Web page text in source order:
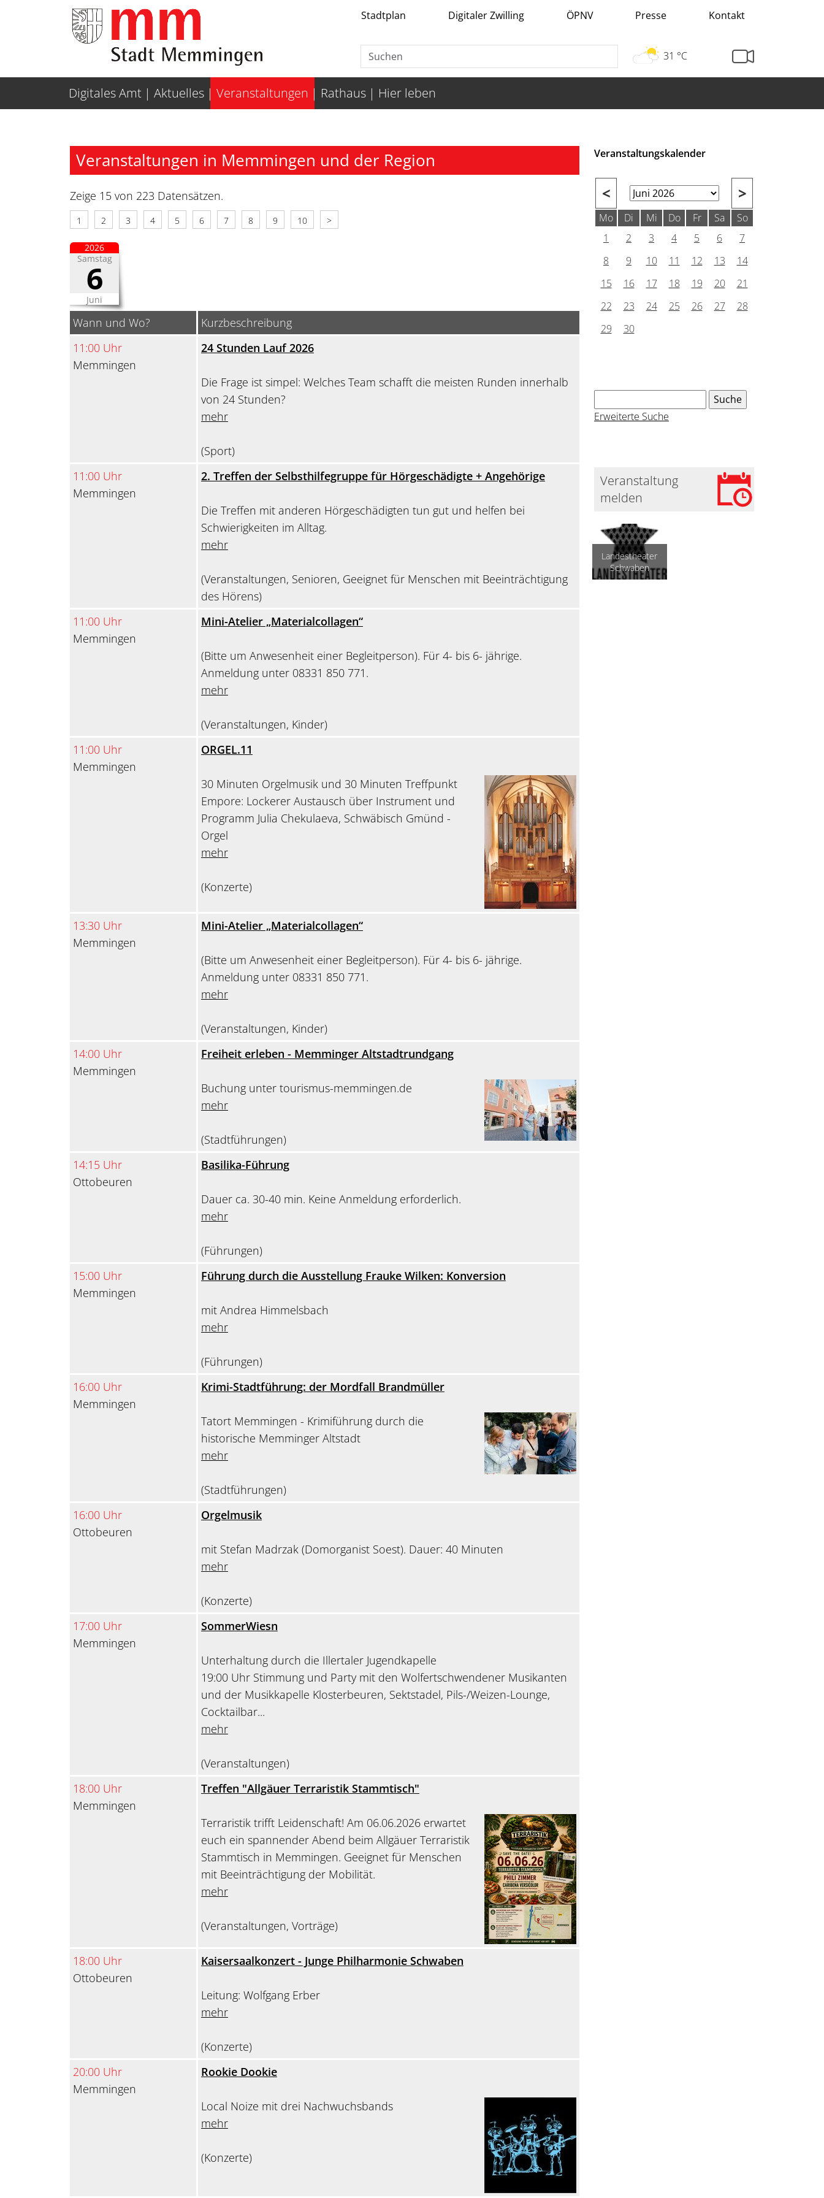
Weiter zur Navigation Weiter zum Inhalt Stadtplan Digitaler Zwilling ÖPNV Presse Kontakt
31 °C
Digitales Amt Aktuelles Veranstaltungen Rathaus Hier leben
Veranstaltungen in Memmingen und der Region
Zeige 15 von 223 Datensätzen.
1 2 3 4 5 6 7 8 9 10 >
Samstag
6
Juni
2026
Wann und Wo?
Kurzbeschreibung
11:00 Uhr
Memmingen
24 Stunden Lauf 2026
Die Frage ist simpel: Welches Team schafft die meisten Runden innerhalb
von 24 Stunden?
mehr
(Sport)
11:00 Uhr
Memmingen
2. Treffen der Selbsthilfegruppe für Hörgeschädigte + Angehörige
Die Treffen mit anderen Hörgeschädigten tun gut und helfen bei
Schwierigkeiten im Alltag.
mehr
(Veranstaltungen, Senioren, Geeignet für Menschen mit Beeinträchtigung
des Hörens)
11:00 Uhr
Memmingen
Mini-Atelier „Materialcollagen“
(Bitte um Anwesenheit einer Begleitperson). Für 4- bis 6- jährige.
Anmeldung unter 08331 850 771.
mehr
(Veranstaltungen, Kinder)
11:00 Uhr
Memmingen
ORGEL.11
30 Minuten Orgelmusik und 30 Minuten Treffpunkt
Empore: Lockerer Austausch über Instrument und
Programm Julia Chekulaeva, Schwäbisch Gmünd -
Orgel
mehr
(Konzerte)
13:30 Uhr
Memmingen
Mini-Atelier „Materialcollagen“
(Bitte um Anwesenheit einer Begleitperson). Für 4- bis 6- jährige.
Anmeldung unter 08331 850 771.
mehr
(Veranstaltungen, Kinder)
14:00 Uhr
Memmingen
Freiheit erleben - Memminger Altstadtrundgang
Buchung unter tourismus-memmingen.de
mehr
(Stadtführungen)
14:15 Uhr
Ottobeuren
Basilika-Führung
Dauer ca. 30-40 min. Keine Anmeldung erforderlich.
mehr
(Führungen)
15:00 Uhr
Memmingen
Führung durch die Ausstellung Frauke Wilken: Konversion
mit Andrea Himmelsbach
mehr
(Führungen)
16:00 Uhr
Memmingen
Krimi-Stadtführung: der Mordfall Brandmüller
Tatort Memmingen - Krimiführung durch die
historische Memminger Altstadt
mehr
(Stadtführungen)
16:00 Uhr
Ottobeuren
Orgelmusik
mit Stefan Madrzak (Domorganist Soest). Dauer: 40 Minuten
mehr
(Konzerte)
17:00 Uhr
Memmingen
SommerWiesn
Unterhaltung durch die Illertaler Jugendkapelle
19:00 Uhr Stimmung und Party mit den Wolfertschwendener Musikanten
und der Musikkapelle Klosterbeuren, Sektstadel, Pils-/Weizen-Lounge,
Cocktailbar...
mehr
(Veranstaltungen)
18:00 Uhr
Memmingen
Treffen "Allgäuer Terraristik Stammtisch"
Terraristik trifft Leidenschaft! Am 06.06.2026 erwartet
euch ein spannender Abend beim Allgäuer Terraristik
Stammtisch in Memmingen. Geeignet für Menschen
mit Beeinträchtigung der Mobilität.
mehr
(Veranstaltungen, Vorträge)
18:00 Uhr
Ottobeuren
Kaisersaalkonzert - Junge Philharmonie Schwaben
Leitung: Wolfgang Erber
mehr
(Konzerte)
20:00 Uhr
Memmingen
Rookie Dookie
Local Noize mit drei Nachwuchsbands
mehr
(Konzerte)
Veranstaltungskalender
< >
Mo Di Mi Do Fr Sa
So
1
2 3 4 5 6
7
8
9 10 11 12 13
14
15
16 17 18 19 20
21
22
23 24 25 26 27
28
29
30
Erweiterte Suche
Veranstaltung
melden
Landestheater
Schwaben